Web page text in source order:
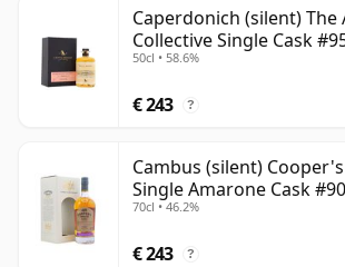
Caperdonich (silent)
Collective Single Cask
jaar oud
50cl • 58.6%
€ 243 ?
Cambus (silent)
Single Amarone Cask
jaar oud
70cl • 46.2%
€ 243 ?